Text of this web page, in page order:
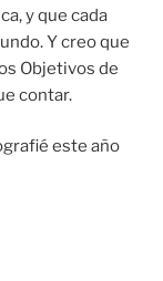
y que cada
Y creo que
Objetivos de
contar.
este año